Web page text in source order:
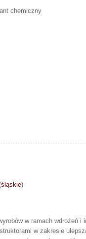
chemiczny
śląskie)
w ramach wdrożeń i
w zakresie